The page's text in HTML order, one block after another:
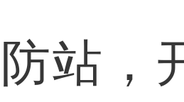
站，